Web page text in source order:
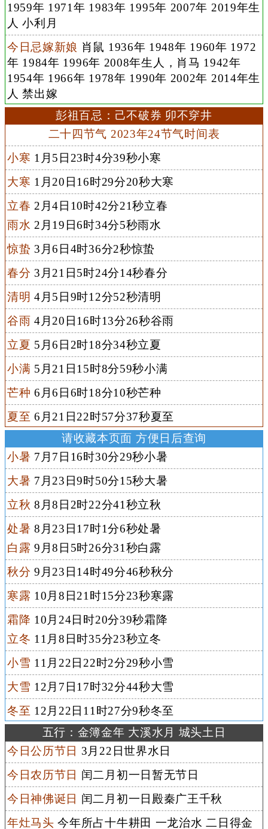
1959年 1971年 1983年 1995年 2007年 2019年生
人 小利月
今日忌嫁新娘 肖鼠 1936年 1948年 1960年 1972
年 1984年 1996年 2008年生人，肖马 1942年
1954年 1966年 1978年 1990年 2002年 2014年生
人 禁出嫁
彭祖百忌：己不破券 卯不穿井
二十四节气 2023年24节气时间表
小寒 1月5日23时4分39秒小寒
大寒 1月20日16时29分20秒大寒
立春 2月4日10时42分21秒立春
雨水 2月19日6时34分5秒雨水
惊蛰 3月6日4时36分2秒惊蛰
春分 3月21日5时24分14秒春分
清明 4月5日9时12分52秒清明
谷雨 4月20日16时13分26秒谷雨
立夏 5月6日2时18分34秒立夏
小满 5月21日15时8分59秒小满
芒种 6月6日6时18分10秒芒种
夏至 6月21日22时57分37秒夏至
请收藏本页面 方便日后查询
小暑 7月7日16时30分29秒小暑
大暑 7月23日9时50分15秒大暑
立秋 8月8日2时22分41秒立秋
处暑 8月23日17时1分6秒处暑
白露 9月8日5时26分31秒白露
秋分 9月23日14时49分46秒秋分
寒露 10月8日21时15分23秒寒露
霜降 10月24日时20分39秒霜降
立冬 11月8日时35分23秒立冬
小雪 11月22日22时2分29秒小雪
大雪 12月7日17时32分44秒大雪
冬至 12月22日11时27分9秒冬至
五行：金簿金年 大溪水月 城头土日
今日公历节日 3月22日世界水日
今日农历节日 闰二月初一日暂无节日
今日神佛诞日 闰二月初一日殿秦广王千秋
年灶马头 今年所占十牛耕田 一龙治水 二日得金